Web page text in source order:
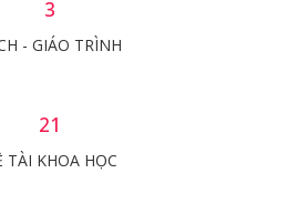
3
- GIÁO TRÌNH
21
TÀI KHOA HỌC